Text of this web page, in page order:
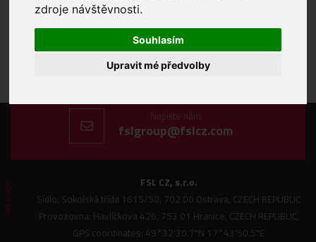
zdroje návštěvnosti.
Souhlasím
Upravit mé předvolby
Zavolejte nám
Napište nám
fslgroup@fslcz.com
SPOLEČNOST
FSL CZ, s.r.o.
Sídlo: Sokolská třída 1615/50, 702 00 Ostrava, CZECH REPUBLIC
Provozovna: Havlíčkova 426, 753 01 Hranice, CZECH REPUBLIC,
GPS coordinates: 49°32'30.7"N 17°43'50.5"E